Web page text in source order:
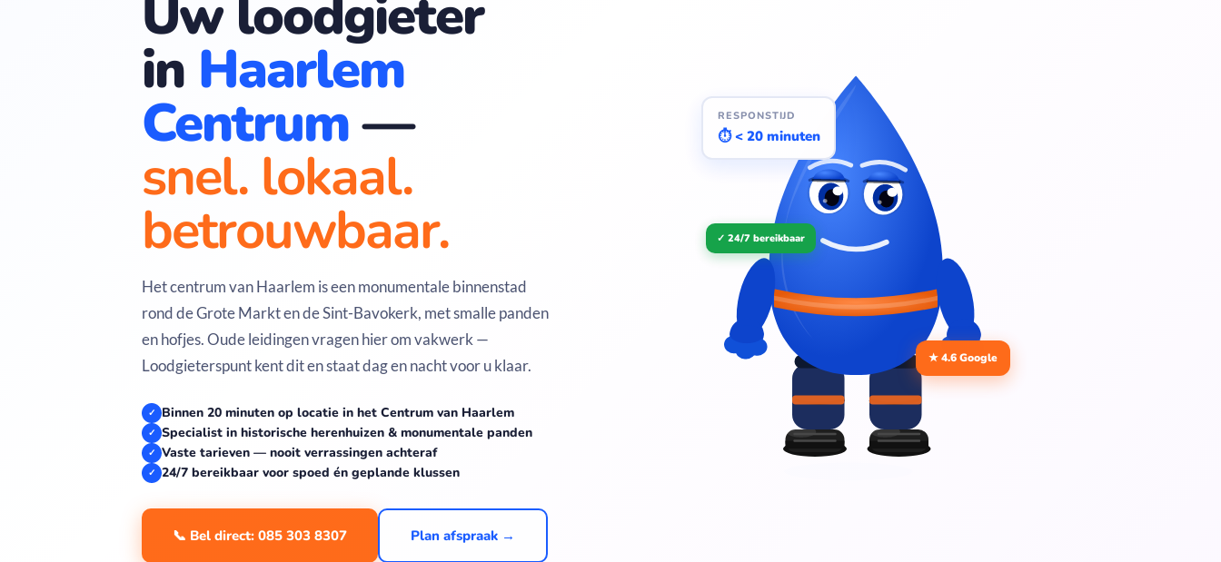
Uw loodgieter
in Haarlem
Centrum—
snel. lokaal.
betrouwbaar.
Het centrum van Haarlem is een monumentale binnenstad
rond de Grote Markt en de Sint-Bavokerk, met smalle panden
en hofjes. Oude leidingen vragen hier om vakwerk —
Loodgieterspunt kent dit en staat dag en nacht voor u klaar.
✓ Binnen 20 minuten op locatie in het Centrum van Haarlem
✓ Specialist in historische herenhuizen & monumentale panden
✓ Vaste tarieven — nooit verrassingen achteraf
✓ 24/7 bereikbaar voor spoed én geplande klussen
📞 Bel direct: 085 303 8307 Plan afspraak →
RESPONSTIJD
⏱ < 20 minuten
★ 4.6 Google
✓ 24/7 bereikbaar